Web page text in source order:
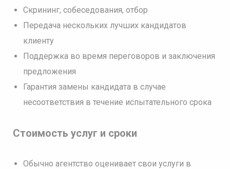
Скрининг, собеседования, отбор
Передача нескольких лучших кандидатов
клиенту
Поддержка во время переговоров и заключения
предложения
Гарантия замены кандидата в случае
несоответствия в течение испытательного срока
Стоимость услуг и сроки
Обычно агентство оценивает свои услуги в